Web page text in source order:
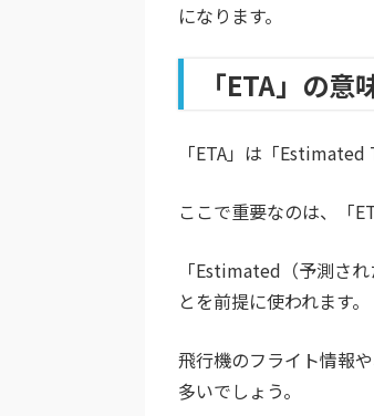
になります。
「ETA」の
「ETA」は「
ここで重要なのは、「
「Estimated（予測さ
とを前提に使われます。
飛行機のフライト情報
多いでしょう。